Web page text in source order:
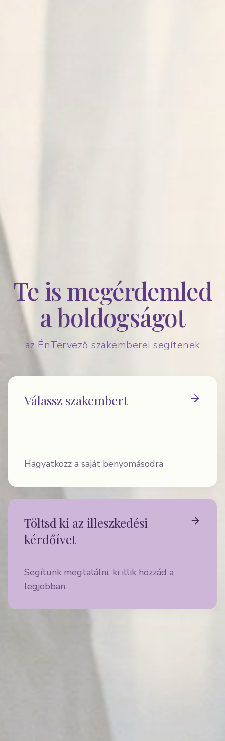
Te is megérdemled
a boldogságot—
az ÉnTervező szakemberei segítenek
Válassz szakembert
Hagyatkozz a saját benyomásodra
Töltsd ki az illeszkedési
kérdőívet
Segítünk megtalálni, ki illik hozzád a
legjobban